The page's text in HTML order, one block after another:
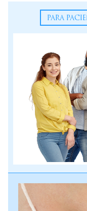
PARA